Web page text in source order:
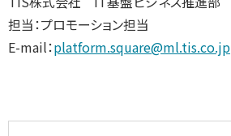
担当：プロモーション担当
E-mail：platform.square@ml.tis.co.jp